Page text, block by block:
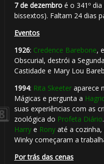
7 de dezembroé o 341º dia
bissextos). Faltam 24 dias
Eventos
1926: Credence Barebone,
Obscurial, destrói a
Castidade e Mary Lou
1994: Rita Skeeteraparece
Mágicas e pergunta a
suas experiências com as
zoológica do Profeta Diário
Harrye Ronyaté a cozinha,
Winky começaram a
Por trás das cenas
🎈